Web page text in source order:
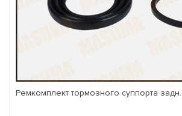
Ремкомплект тормозного суппорта задн.